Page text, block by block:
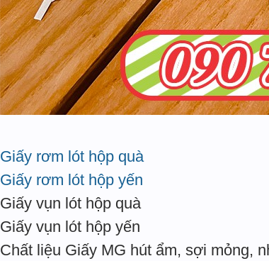
Giấy rơm lót hộp quà
Giấy rơm lót hộp yến
Giấy vụn lót hộp quà
Giấy vụn lót hộp yến
Chất liệu Giấy MG hút ẩm, sợi mỏng,